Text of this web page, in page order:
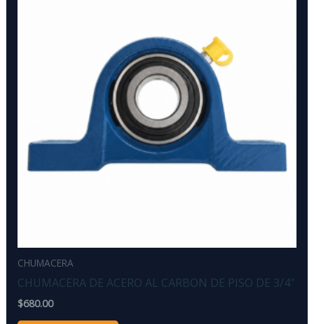
CHUMACERA
CHUMACERA DE ACERO AL CARBON DE PISO DE 3/4″
$680.00